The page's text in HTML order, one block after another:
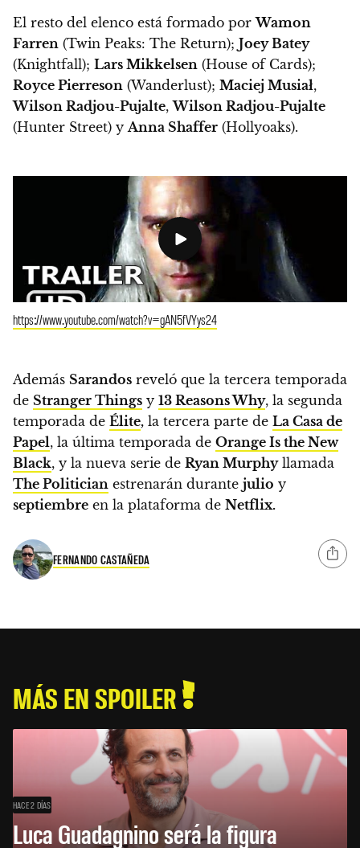
El resto del elenco está formado porWamon
Farren (Twin Peaks: The Return); Joey Batey
(Knightfall); Lars Mikkelsen (House of Cards);
Royce Pierreson (Wanderlust); Maciej Musiał,
Wilson Radjou-Pujalte,Wilson Radjou-Pujalte
(Hunter Street) y Anna Shaffer (Hollyoaks).
https://www.youtube.com/watch?v=gAN5fVYys24
Además Sarandos reveló que la tercera temporada
de Stranger Things y 13 Reasons Why, la segunda
temporada de Élite, la tercera parte de La Casa de
Papel, la última temporada de Orange Is the New
Black, y la nueva serie de Ryan Murphyllamada
The Politician estrenarán durante julio y
septiembre en la plataforma de Netflix.
FERNANDO CASTAÑEDA
MÁS EN SPOILER
HACE 2 DÍAS
Luca Guadagnino será la figura